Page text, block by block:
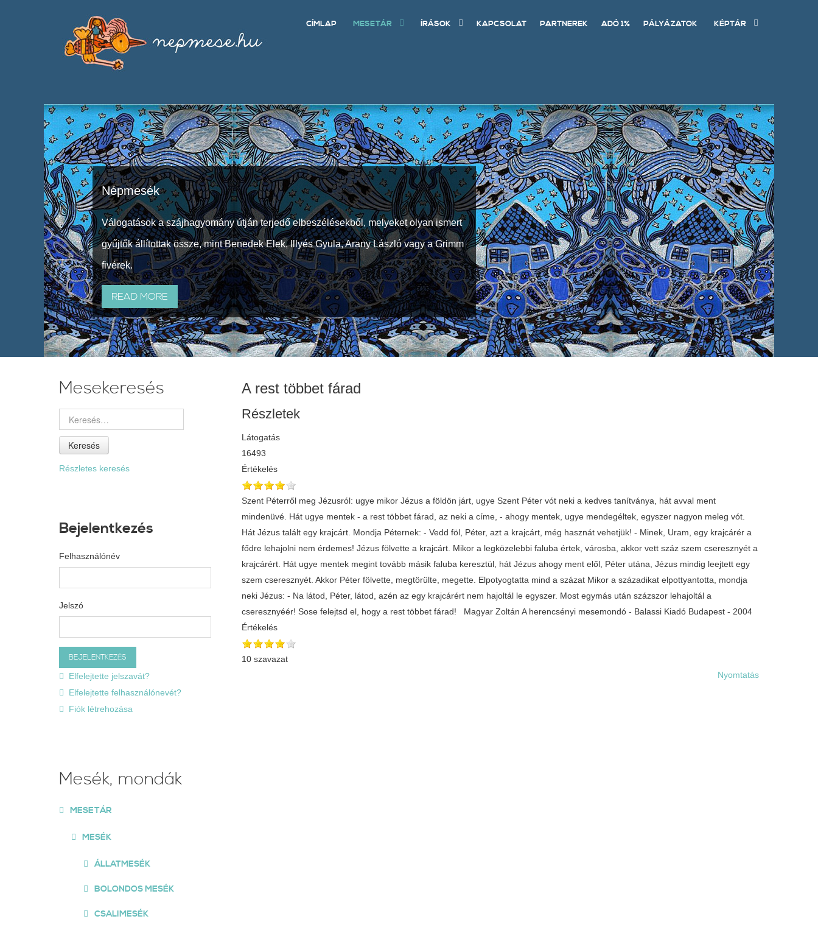
CÍMLAP MESETÁR ÍRÁSOK KAPCSOLAT PARTNEREK ADÓ 1% PÁLYÁZATOK KÉPTÁR
Népmesék
Válogatások a szájhagyomány útján terjedő elbeszélésekből, melyeket olyan ismert
gyűjtők állítottak össze, mint Benedek Elek, Illyés Gyula, Arany László vagy a Grimm
fivérek.
READ MORE
A rest többet fárad
Részletek
Látogatás
16493
Értékelés
Szent Péterről meg Jézusról: ugye mikor Jézus a földön járt, ugye Szent Péter vót neki a kedves tanítványa, hát avval ment
mindenüvé. Hát ugye mentek - a rest többet fárad, az neki a címe, - ahogy mentek, ugye mendegéltek, egyszer nagyon meleg vót.
Hát Jézus talált egy krajcárt. Mondja Péternek: - Vedd föl, Péter, azt a krajcárt, még hasznát vehetjük! - Minek, Uram, egy krajcárér a
fődre lehajolni nem érdemes! Jézus fölvette a krajcárt. Mikor a legközelebbi faluba értek, városba, akkor vett száz szem cseresznyét a
krajcárért. Hát ugye mentek megint tovább másik faluba keresztül, hát Jézus ahogy ment elől, Péter utána, Jézus mindig leejtett egy
szem cseresznyét. Akkor Péter fölvette, megtörülte, megette. Elpotyogtatta mind a százat Mikor a századikat elpottyantotta, mondja
neki Jézus: - Na látod, Péter, látod, azén az egy krajcárért nem hajoltál le egyszer. Most egymás után százszor lehajoltál a
cseresznyéér! Sose felejtsd el, hogy a rest többet fárad! Magyar Zoltán A herencsényi mesemondó - Balassi Kiadó Budapest - 2004
Értékelés
10 szavazat
Nyomtatás
Mesekeresés
Keresés
Részletes keresés
Bejelentkezés
Felhasználónév
Jelszó
Elfelejtette jelszavát?
Elfelejtette felhasználónevét?
Fiók létrehozása
Mesék, mondák
MESETÁR
MESÉK
ÁLLATMESÉK
BOLONDOS MESÉK
CSALIMESÉK